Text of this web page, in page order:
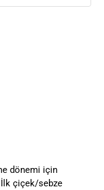
dönemi için
çiçek/sebze